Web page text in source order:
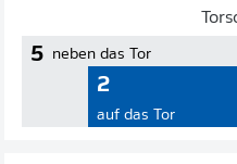
5 neben das Tor
2
auf das Tor